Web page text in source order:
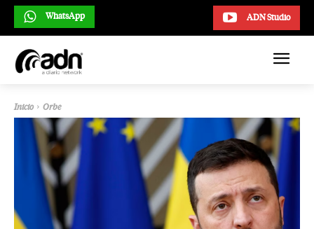
ADN Studio
WhatsApp
Inicio Orbe